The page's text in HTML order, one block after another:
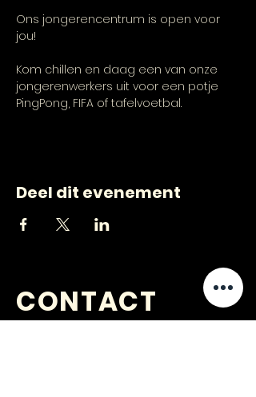
Ons jongerencentrum is open voor
jou!
Kom chillen en daag een van onze
jongerenwerkers uit voor een potje
PingPong, FIFA of tafelvoetbal.
Deel dit evenement
CONTACT